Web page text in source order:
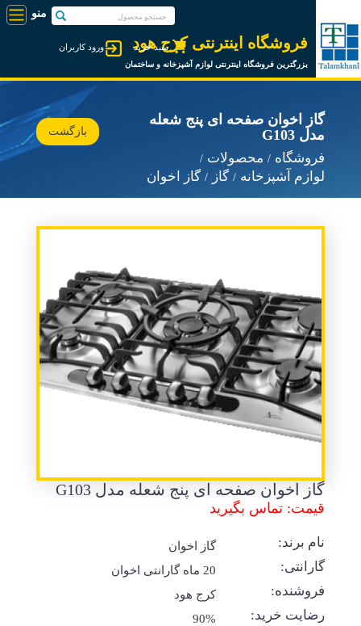
فروشگاه اینترنتی کرج هود
بزرگترین فروشگاه اینترنتی لوازم آشپزخانه و ساختمان
ورود کاربران سبد خرید
گاز اخوان صفحه ای پنج شعله
مدل G103
فروشگاه
محصولات
لوازم آشپزخانه
گاز گاز اخوان
بازگشت
گاز اخوان صفحه ای پنج شعله مدل G103
قیمت: تماس بگیرید
نام برند: گاز اخوان
گارانتی: 20 ماه گارانتی اخوان
فروشنده: کرج هود
رضایت خرید: 90%